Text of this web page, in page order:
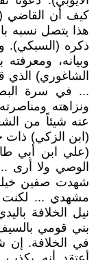
كيف أن القاضي
هذا يتصل نسبه
ذكره (السبكي).
وبيانه،
الشاغوري)
... في سرة
ونزاهته
عنه شيئاً من
(ابن الزكي) ذات
(علي ابن أبي
الوصي ولا أرى
شهدت صفين
مشهدي ... لكنت
نيل الخلافة
بني قومي
في الخلافة. إن